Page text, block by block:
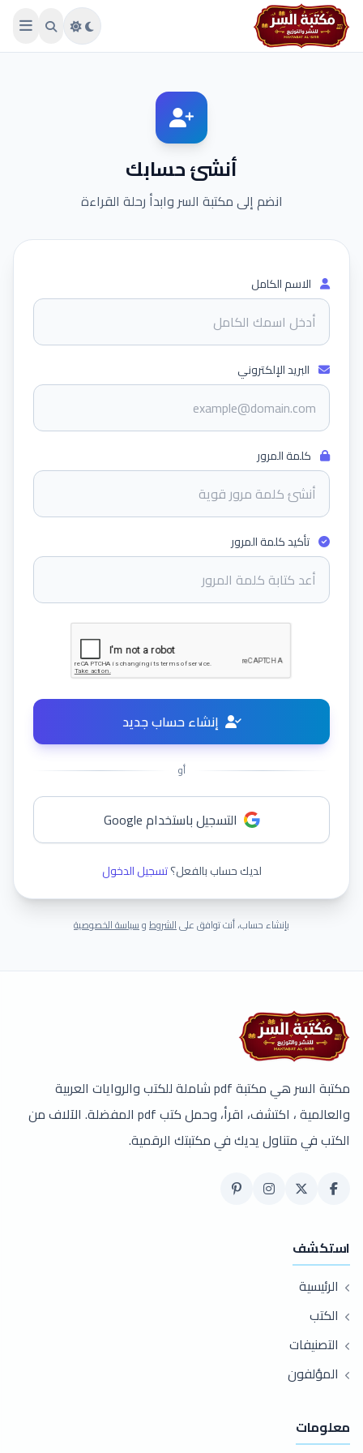
Skip to main content
أنشئ حسابك
انضم إلى مكتبة السر وابدأ رحلة القراءة
الاسم الكامل
البريد الإلكتروني
كلمة المرور
تأكيد كلمة المرور
إنشاء حساب جديد
أو
التسجيل باستخدام Google
لديك حساب بالفعل؟تسجيل الدخول
بإنشاء حساب، أنت توافق علىالشروطوسياسة الخصوصية
مكتبة السر هي مكتبة pdf شاملة للكتب والروايات العربية
والعالمية ، اكتشف، اقرأ، وحمل كتب pdf المفضلة. الآلاف من
الكتب في متناول يديك في مكتبتك الرقمية.
استكشف
الرئيسية
الكتب
التصنيفات
المؤلفون
معلومات